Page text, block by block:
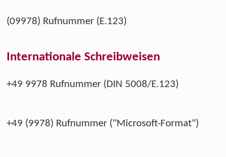
(09978) Rufnummer (E.123)
Internationale Schreibweisen
+49 9978 Rufnummer (DIN 5008/E.123)
+49 (9978) Rufnummer ("Microsoft-Format")